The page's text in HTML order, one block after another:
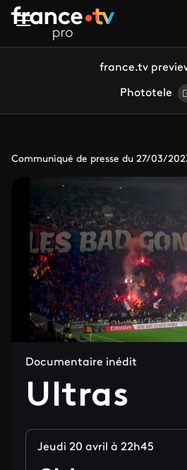
Aller au contenu principal
france.tv
Phototele
Communiqué de presse du 27/03/
Documentaire inédit
Ultras
Jeudi 20 avril à 22h45